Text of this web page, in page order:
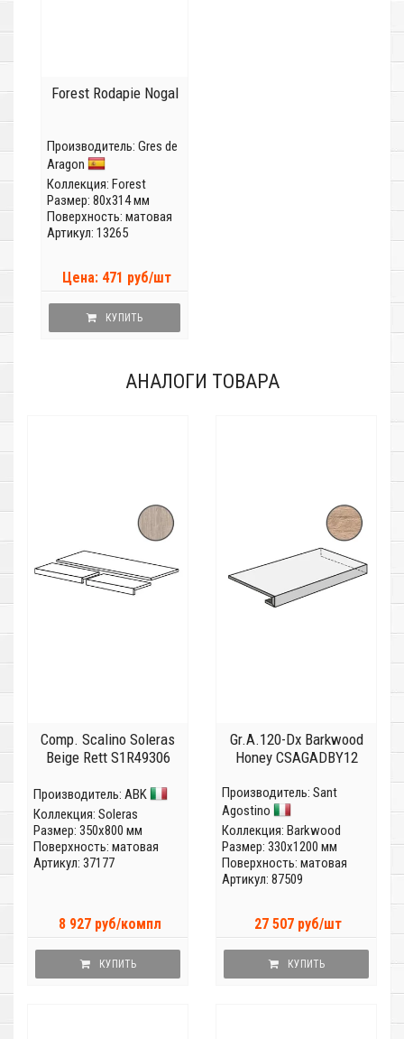
Forest Rodapie Nogal
Производитель: Gres de
Aragon
Коллекция: Forest
Размер: 80x314 мм
Поверхность: матовая
Артикул: 13265
Цена: 471 руб/шт
КУПИТЬ
АНАЛОГИ ТОВАРА
Comp. Scalino Soleras
Beige Rett S1R49306
Производитель: ABK
Коллекция: Soleras
Размер: 350x800 мм
Поверхность: матовая
Артикул: 37177
8 927 руб/компл
КУПИТЬ
Gr.A.120-Dx Barkwood
Honey CSAGADBY12
Производитель: Sant
Agostino
Коллекция: Barkwood
Размер: 330x1200 мм
Поверхность: матовая
Артикул: 87509
27 507 руб/шт
КУПИТЬ